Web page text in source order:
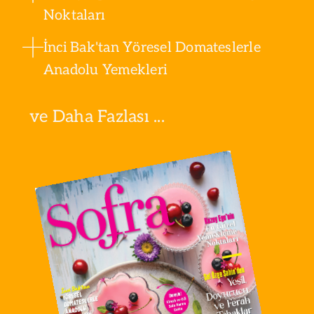
Noktaları
İnci Bak'tan Yöresel Domateslerle
Anadolu Yemekleri
ve Daha Fazlası ...